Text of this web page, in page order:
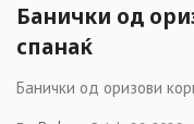
Банички од
спанаќ
Банички од оризови